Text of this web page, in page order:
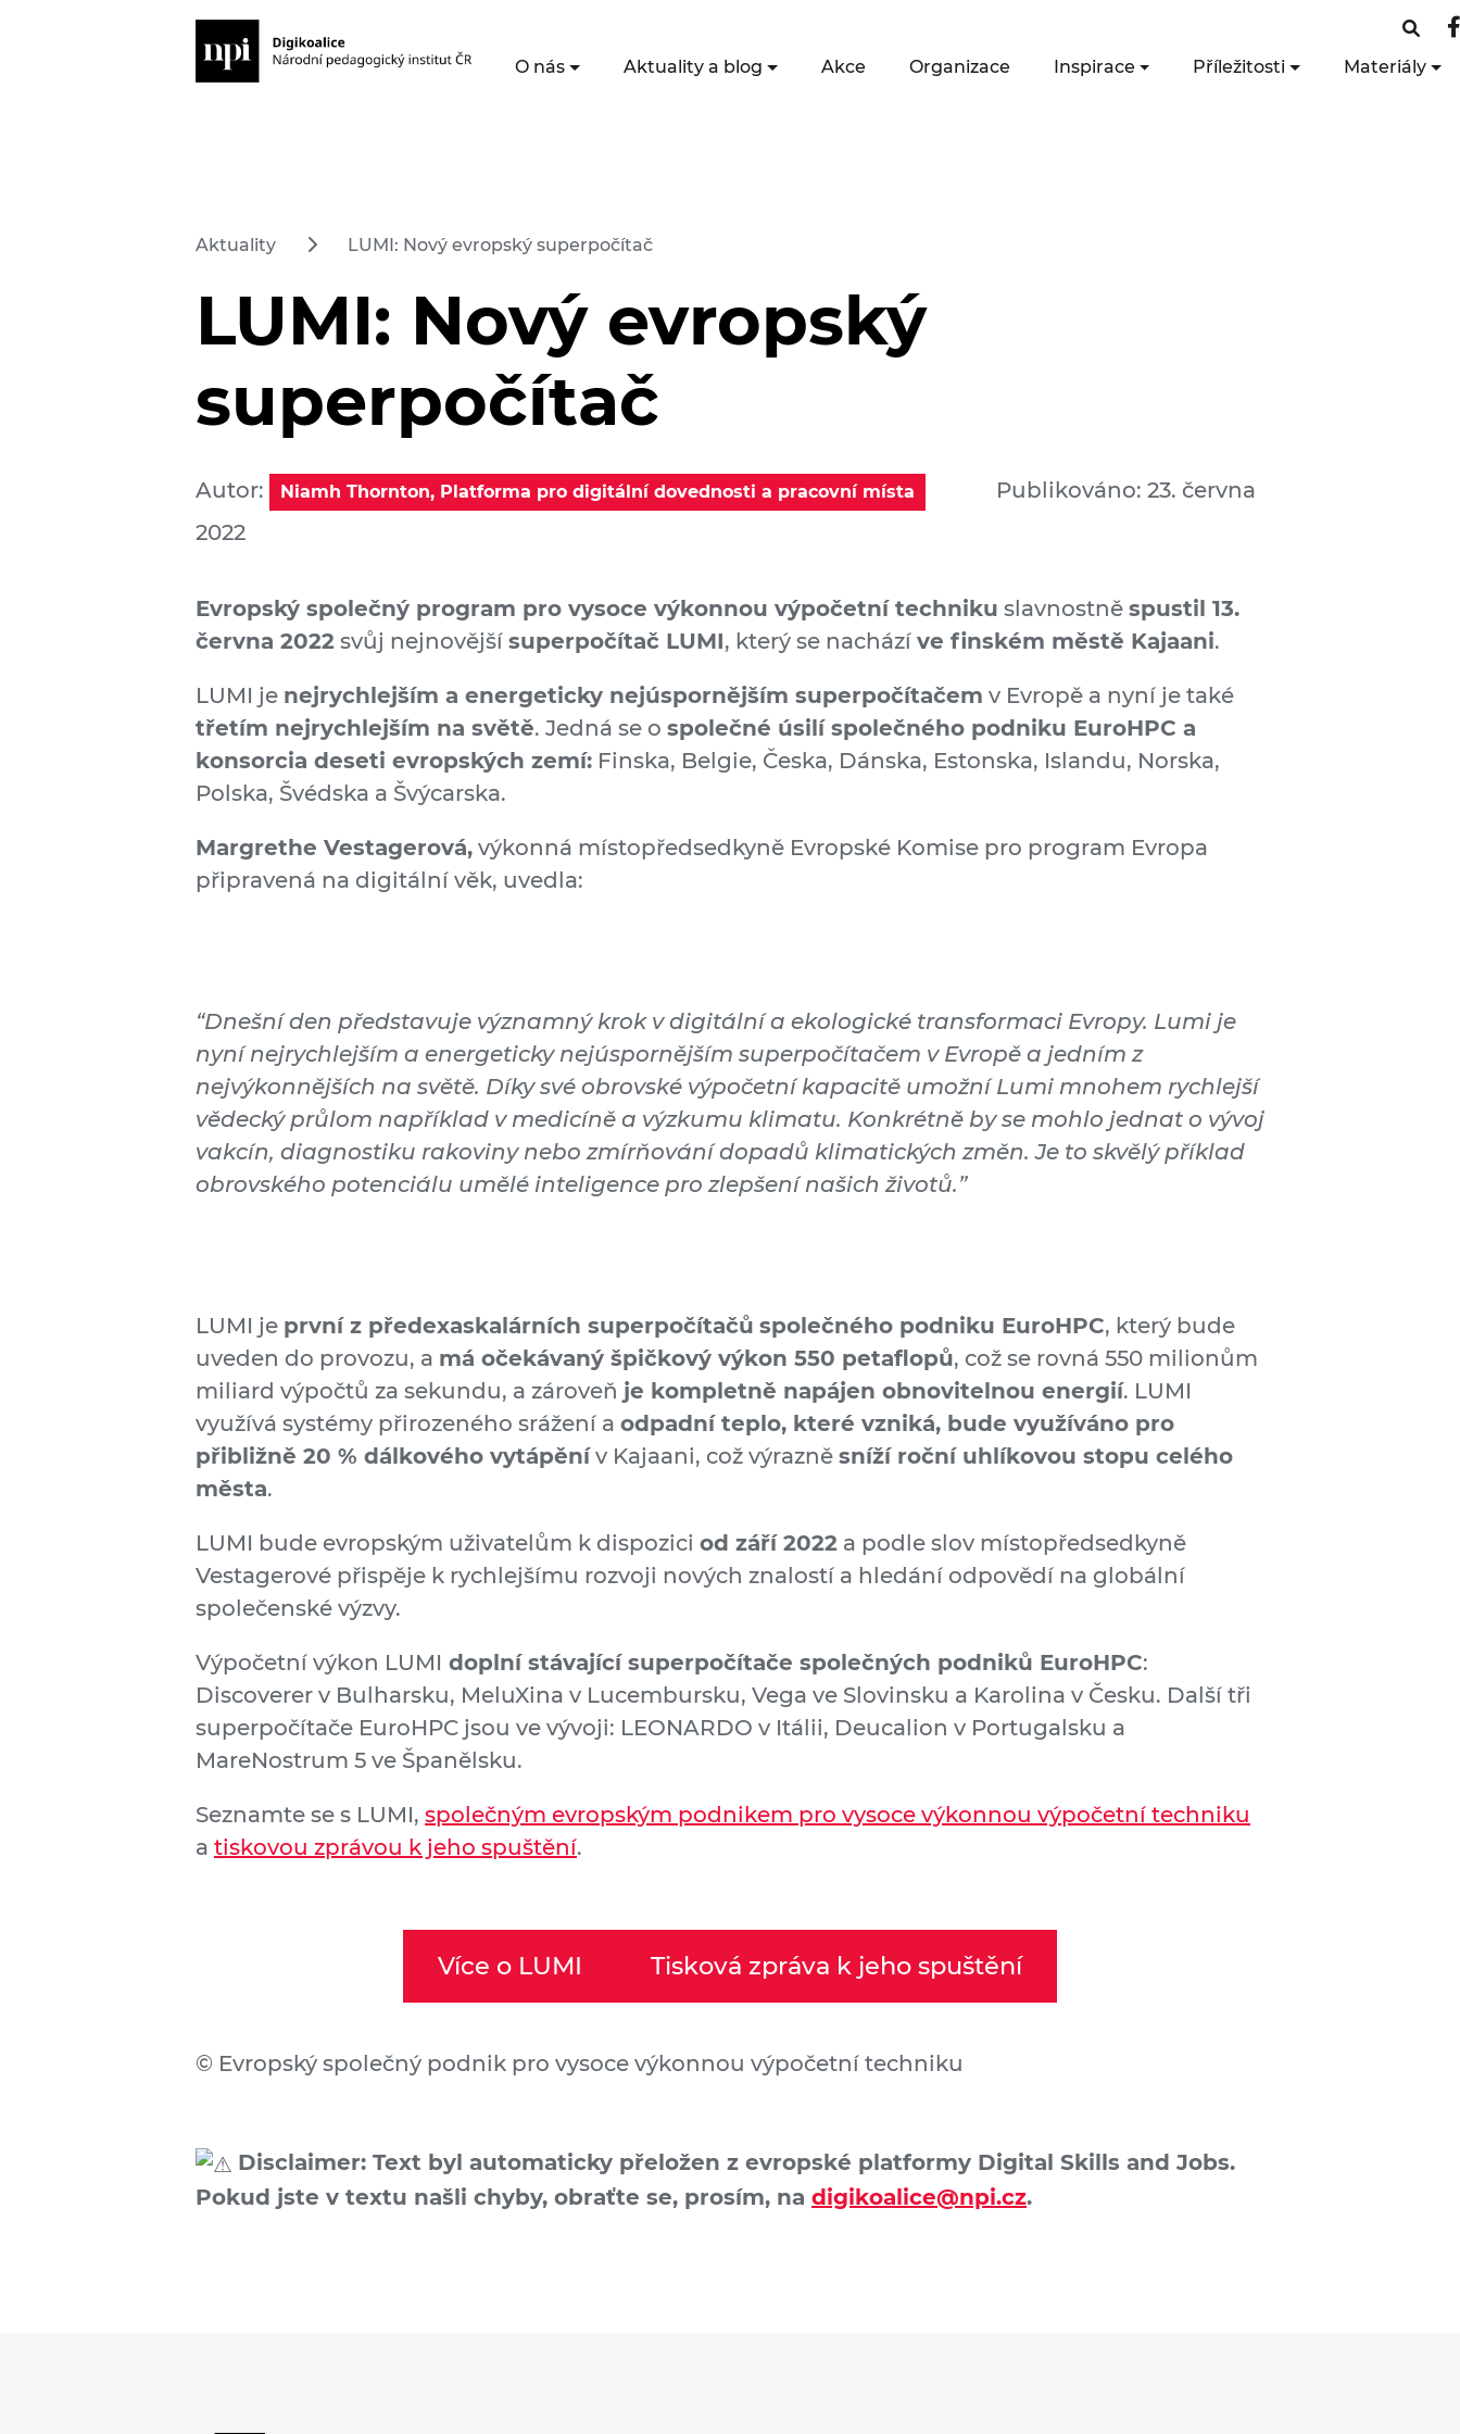
O nás Aktuality a blog Akce Organizace Inspirace Příležitosti Materiály
Aktuality LUMI: Nový evropský superpočítač
LUMI: Nový evropský
superpočítač
Autor: Niamh Thornton, Platforma pro digitální dovednosti a pracovní místa
Publikováno: 23. června
2022
Evropský společný program pro vysoce výkonnou výpočetní techniku slavnostně spustil 13.
června 2022 svůj nejnovější superpočítač LUMI, který se nachází ve finském městě Kajaani.
LUMI je nejrychlejším a energeticky nejúspornějším superpočítačem v Evropě a nyní je také
třetím nejrychlejším na světě. Jedná se o společné úsilí společného podniku EuroHPC a
konsorcia deseti evropských zemí: Finska, Belgie, Česka, Dánska, Estonska, Islandu, Norska,
Polska, Švédska a Švýcarska.
Margrethe Vestagerová, výkonná místopředsedkyně Evropské Komise pro program Evropa
připravená na digitální věk, uvedla:
“Dnešní den představuje významný krok v digitální a ekologické transformaci Evropy. Lumi je
nyní nejrychlejším a energeticky nejúspornějším superpočítačem v Evropě a jedním z
nejvýkonnějších na světě. Díky své obrovské výpočetní kapacitě umožní Lumi mnohem rychlejší
vědecký průlom například v medicíně a výzkumu klimatu. Konkrétně by se mohlo jednat o vývoj
vakcín, diagnostiku rakoviny nebo zmírňování dopadů klimatických změn. Je to skvělý příklad
obrovského potenciálu umělé inteligence pro zlepšení našich životů.”
LUMI je první z předexaskalárních superpočítačů společného podniku EuroHPC, který bude
uveden do provozu, a má očekávaný špičkový výkon 550 petaflopů, což se rovná 550 milionům
miliard výpočtů za sekundu, a zároveň je kompletně napájen obnovitelnou energií. LUMI
využívá systémy přirozeného srážení a odpadní teplo, které vzniká, bude využíváno pro
přibližně 20 % dálkového vytápěnív Kajaani, což výrazně sníží roční uhlíkovou stopu celého
města.
LUMI bude evropským uživatelům k dispozici od září 2022 a podle slov místopředsedkyně
Vestagerové přispěje k rychlejšímu rozvoji nových znalostí a hledání odpovědí na globální
společenské výzvy.
Výpočetní výkon LUMI doplní stávající superpočítače společných podniků EuroHPC:
Discoverer v Bulharsku, MeluXina v Lucembursku, Vega ve Slovinsku a Karolina v Česku. Další tři
superpočítače EuroHPC jsou ve vývoji: LEONARDO v Itálii, Deucalion v Portugalsku a
MareNostrum 5 ve Španělsku.
Seznamte se s LUMI, společným evropským podnikem pro vysoce výkonnou výpočetní techniku
a tiskovou zprávou k jeho spuštění.
Více o LUMI Tisková zpráva k jeho spuštění
© Evropský společný podnik pro vysoce výkonnou výpočetní techniku
Disclaimer: Text byl automaticky přeložen z evropské platformy Digital Skills and Jobs.
Pokud jste v textu našli chyby, obraťte se, prosím, na digikoalice@npi.cz.